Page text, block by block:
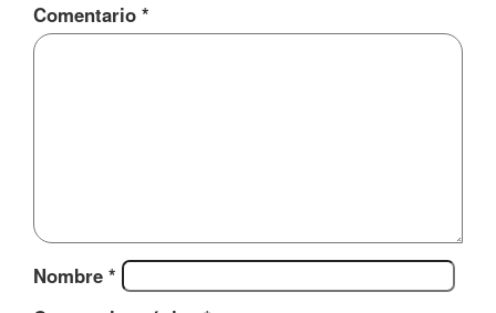
Comentario *
Nombre *